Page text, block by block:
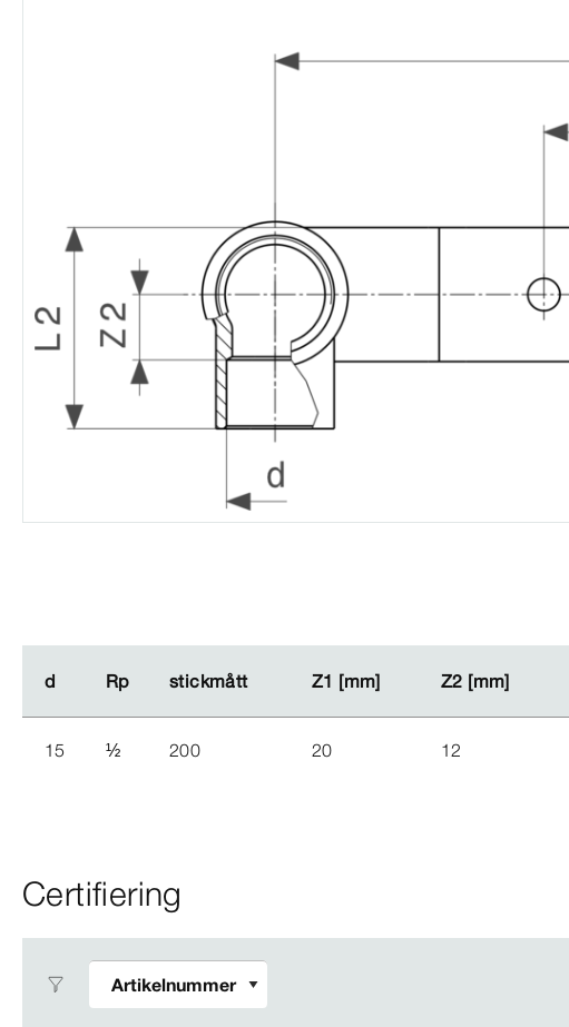
d Rp stickmått Z1 [mm] Z2 [mm]
d Rp stickmått Z1 [mm] Z2 [mm]
15 ½ 200 20 12
Certifiering